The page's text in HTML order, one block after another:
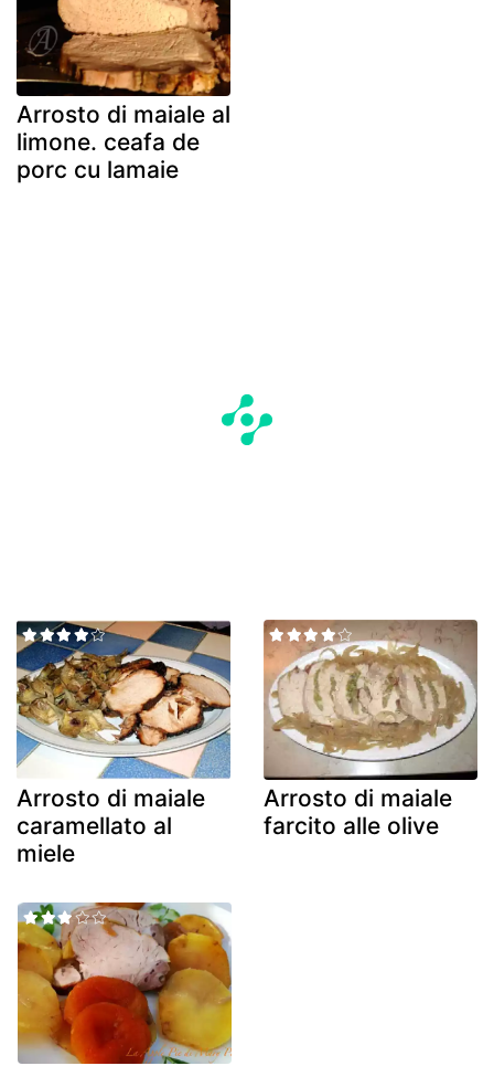
Arrosto di maiale al
limone. ceafa de
porc cu lamaie
Arrosto di maiale
caramellato al
miele
Arrosto di maiale
farcito alle olive